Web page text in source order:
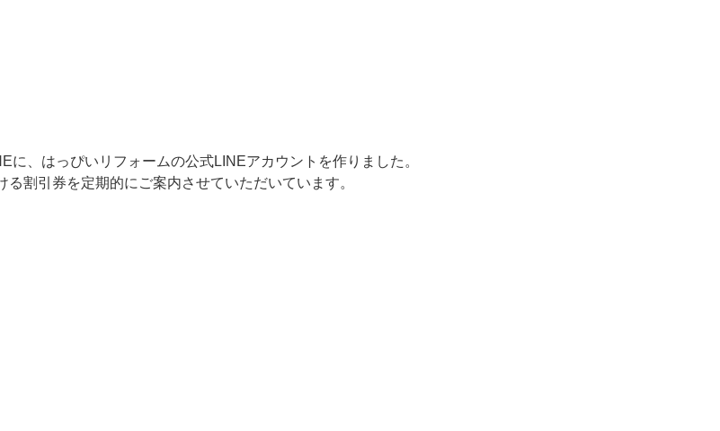
、はっぴいリフォームの公式LINEアカウントを作りました。
割引券を定期的にご案内させていただいています。